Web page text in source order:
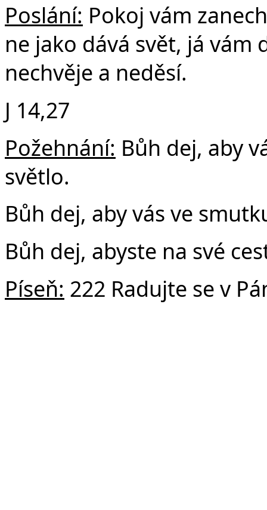
Poslání: Pokoj vám
ne jako dává svět, já vám
nechvěje a neděsí.
J 14,27
Požehnání: Bůh dej, aby
světlo.
Bůh dej, aby vás ve
Bůh dej, abyste na své
Píseň: 222 Radujte se v